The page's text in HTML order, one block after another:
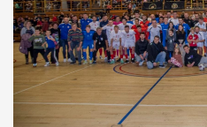
ZAŽELI U KAS-U
ZAJEDNO U KAS-U
INSTITUCIONALNA
RAZVOJ UDRUGE